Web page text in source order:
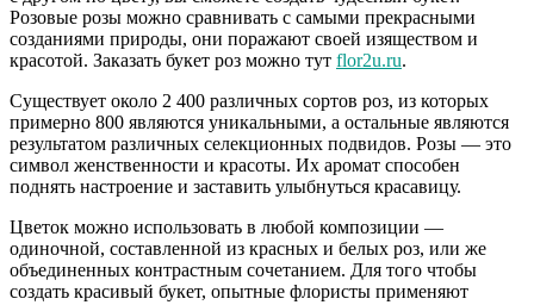
Розовые розы можно сравнивать с самыми прекрасными
созданиями природы, они поражают своей изяществом и
красотой. Заказать букет роз можно тут flor2u.ru.
Существует около 2 400 различных сортов роз, из которых
примерно 800 являются уникальными, а остальные являются
результатом различных селекционных подвидов. Розы — это
символ женственности и красоты. Их аромат способен
поднять настроение и заставить улыбнуться красавицу.
Цветок можно использовать в любой композиции —
одиночной, составленной из красных и белых роз, или же
объединенных контрастным сочетанием. Для того чтобы
создать красивый букет, опытные флористы применяют